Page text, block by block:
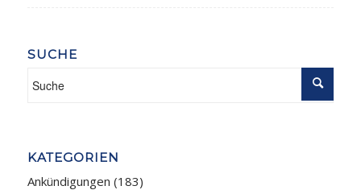
SUCHE
KATEGORIEN
Ankündigungen (183)